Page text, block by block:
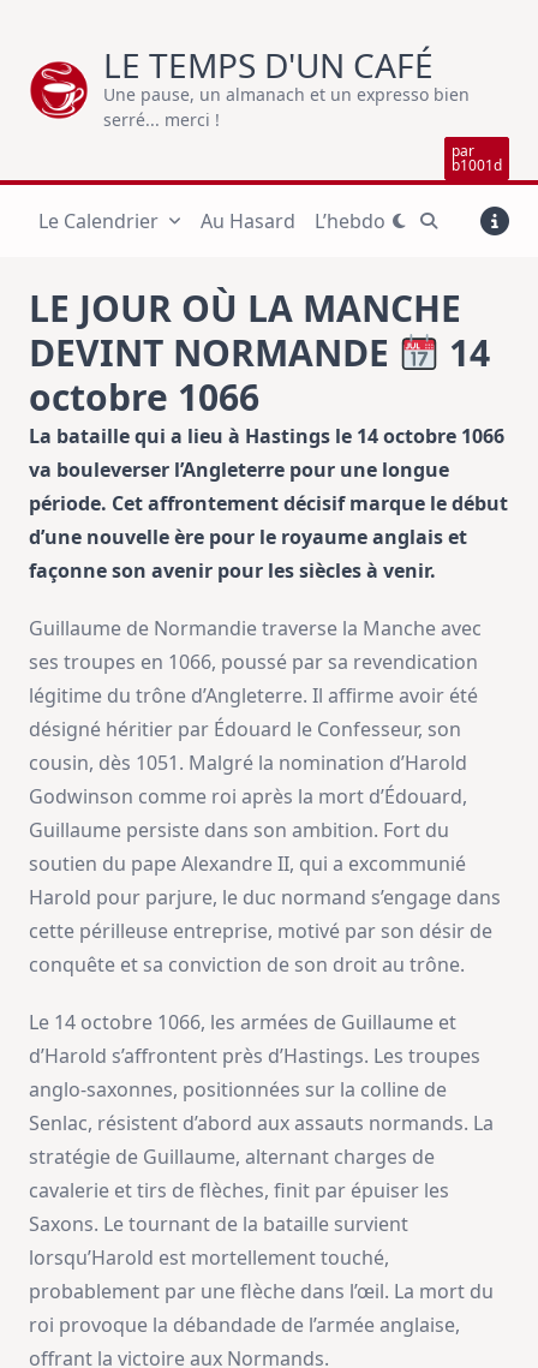
content
LE TEMPS D'UN CAFÉ
Une pause, un almanach et un expresso bien
serré... merci !
par
b1001d
Le Calendrier Au Hasard L’hebdo
LE JOUR OÙ LA MANCHE
DEVINT NORMANDE
14
octobre 1066
La bataille qui a lieu à Hastings le 14 octobre 1066
va bouleverser l’Angleterre pour une longue
période. Cet affrontement décisif marque le début
d’une nouvelle ère pour le royaume anglais et
façonne son avenir pour les siècles à venir.
Guillaume de Normandie traverse la Manche avec
ses troupes en 1066, poussé par sa revendication
légitime du trône d’Angleterre. Il affirme avoir été
désigné héritier par Édouard le Confesseur, son
cousin, dès 1051. Malgré la nomination d’Harold
Godwinson comme roi après la mort d’Édouard,
Guillaume persiste dans son ambition. Fort du
soutien du pape Alexandre II, qui a excommunié
Harold pour parjure, le duc normand s’engage dans
cette périlleuse entreprise, motivé par son désir de
conquête et sa conviction de son droit au trône.
Le 14 octobre 1066, les armées de Guillaume et
d’Harold s’affrontent près d’Hastings. Les troupes
anglo-saxonnes, positionnées sur la colline de
Senlac, résistent d’abord aux assauts normands. La
stratégie de Guillaume, alternant charges de
cavalerie et tirs de flèches, finit par épuiser les
Saxons. Le tournant de la bataille survient
lorsqu’Harold est mortellement touché,
probablement par une flèche dans l’œil. La mort du
roi provoque la débandade de l’armée anglaise,
offrant la victoire aux Normands.